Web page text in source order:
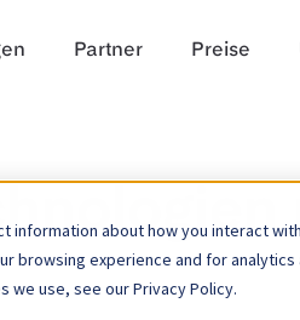
about how you interact
browsing experience and for
we use, see our Privacy Policy.
Partner Preise